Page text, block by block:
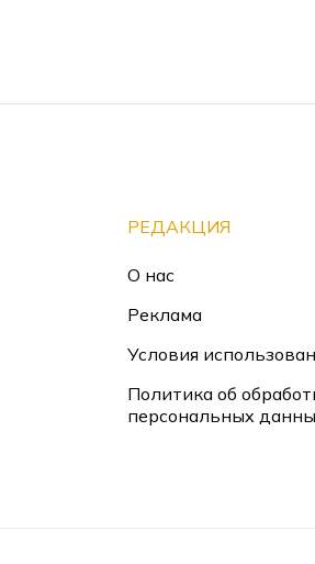
РЕДАКЦИЯ
О нас
Реклама
Условия
Политика об
персональных